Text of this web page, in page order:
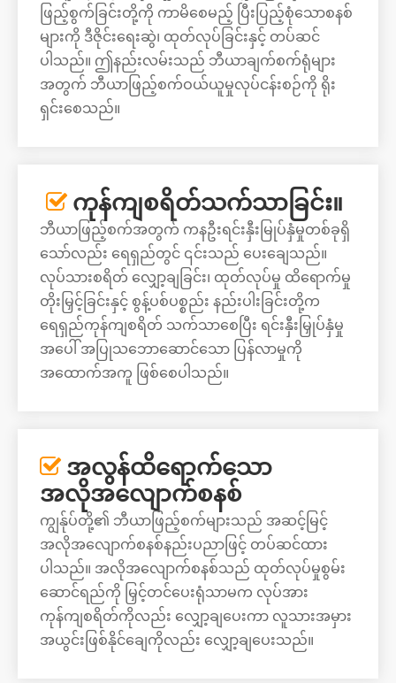
ဖြည့်စွက်ခြင်းတို့ကို ကာမိစေမည့် ပြီးပြည့်စုံသောစနစ်
များကို ဒီဇိုင်းရေးဆွဲ၊ ထုတ်လုပ်ခြင်းနှင့် တပ်ဆင်
ပါသည်။ ဤနည်းလမ်းသည် ဘီယာချက်စက်ရုံများ
အတွက် ဘီယာဖြည့်စက်ဝယ်ယူမှုလုပ်ငန်းစဉ်ကို ရိုး
ရှင်းစေသည်။
 ကုန်ကျစရိတ်သက်သာခြင်း။
ဘီယာဖြည့်စက်အတွက် ကနဦးရင်းနှီးမြုပ်နှံမှုတစ်ခုရှိ
သော်လည်း ရေရှည်တွင် ၎င်းသည် ပေးချေသည်။
လုပ်သားစရိတ် လျှော့ချခြင်း၊ ထုတ်လုပ်မှု ထိရောက်မှု
တိုးမြှင့်ခြင်းနှင့် စွန့်ပစ်ပစ္စည်း နည်းပါးခြင်းတို့က
ရေရှည်ကုန်ကျစရိတ် သက်သာစေပြီး ရင်းနှီးမြှုပ်နှံမှု
အပေါ် အပြုသဘောဆောင်သော ပြန်လာမှုကို
အထောက်အကူ ဖြစ်စေပါသည်။
 အလွန်ထိရောက်သော
အလိုအလျောက်စနစ်
ကျွန်ုပ်တို့၏ ဘီယာဖြည့်စက်များသည် အဆင့်မြင့်
အလိုအလျောက်စနစ်နည်းပညာဖြင့် တပ်ဆင်ထား
ပါသည်။ အလိုအလျောက်စနစ်သည် ထုတ်လုပ်မှုစွမ်း
ဆောင်ရည်ကို မြှင့်တင်ပေးရုံသာမက လုပ်အား
ကုန်ကျစရိတ်ကိုလည်း လျှော့ချပေးကာ လူသားအမှား
အယွင်းဖြစ်နိုင်ချေကိုလည်း လျှော့ချပေးသည်။